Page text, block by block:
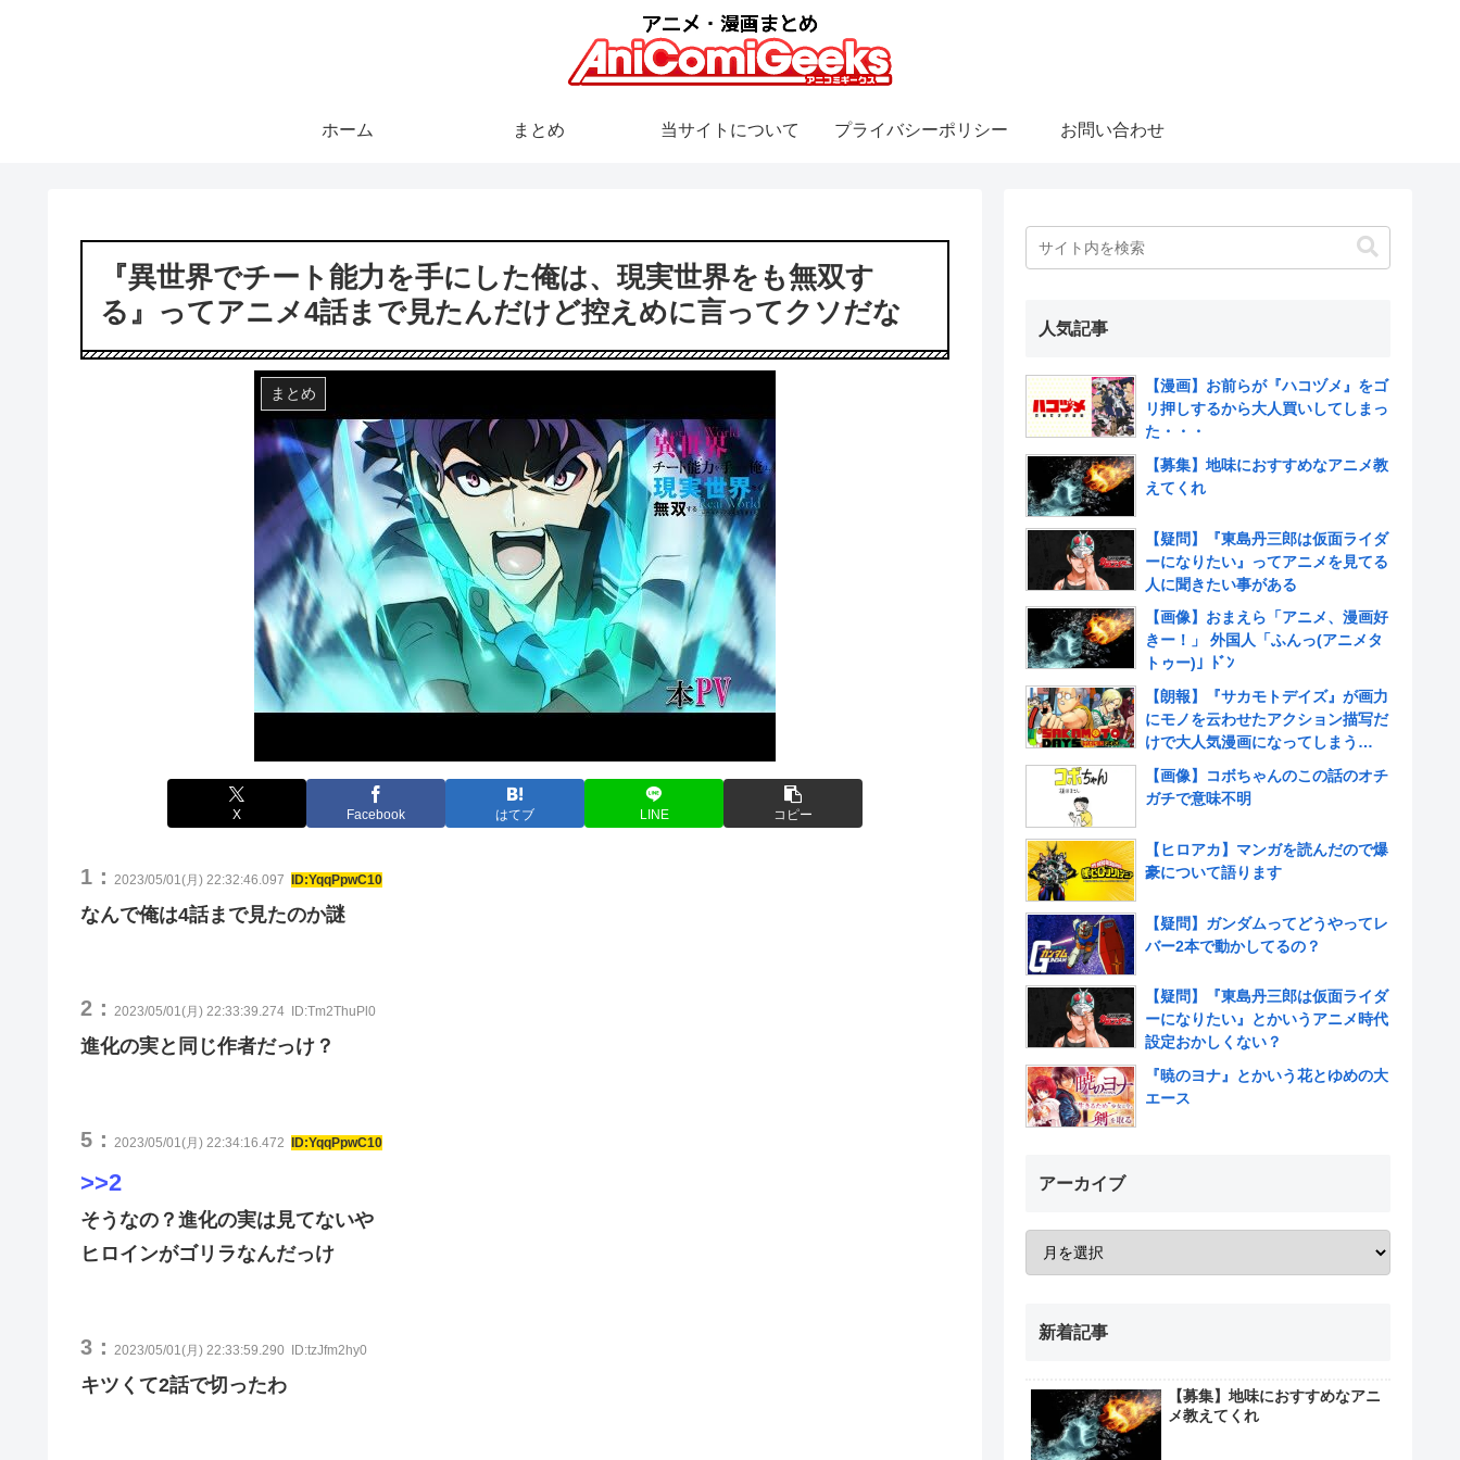
ホーム まとめ 当サイトについて プライバシーポリシー お問い合わせ
『異世界でチート能力を手にした俺は、現実世界をも無双す
る』ってアニメ4話まで見たんだけど控えめに言ってクソだな
まとめ
X Facebook はてブ LINE コピー
1： 2023/05/01(月) 22:32:46.097 ID:YqqPpwC10
なんで俺は4話まで見たのか謎
2： 2023/05/01(月) 22:33:39.274 ID:Tm2ThuPl0
進化の実と同じ作者だっけ？
5： 2023/05/01(月) 22:34:16.472 ID:YqqPpwC10
>>2
そうなの？進化の実は見てないや
ヒロインがゴリラなんだっけ
3： 2023/05/01(月) 22:33:59.290 ID:tzJfm2hy0
キツくて2話で切ったわ
人気記事
【漫画】お前らが『ハコヅメ』をゴ
リ押しするから大人買いしてしまっ
た・・・
【募集】地味におすすめなアニメ教
えてくれ
【疑問】『東島丹三郎は仮面ライダ
ーになりたい』ってアニメを見てる
人に聞きたい事がある
【画像】おまえら「アニメ、漫画好
きー！」 外国人「ふんっ(アニメタ
トゥー)」ﾄﾞﾝ
【朗報】『サカモトデイズ』が画力
にモノを云わせたアクション描写だ
けで大人気漫画になってしまう
www
【画像】コボちゃんのこの話のオチ
ガチで意味不明
【ヒロアカ】マンガを読んだので爆
豪について語ります
【疑問】ガンダムってどうやってレ
バー2本で動かしてるの？
【疑問】『東島丹三郎は仮面ライダ
ーになりたい』とかいうアニメ時代
設定おかしくない？
『暁のヨナ』とかいう花とゆめの大
エース
アーカイブ
新着記事
【募集】地味におすすめなアニ
メ教えてくれ